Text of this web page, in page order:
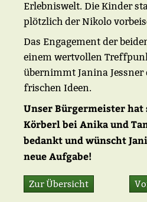
Erlebniswelt. Die Kinder
plötzlich der Nikolo
Das Engagement der
einem wertvollen
übernimmt Janina
frischen Ideen.
Unser Bürgermeister
Körberl bei Anika und
bedankt und wünscht
neue Aufgabe!
Zur Übersicht